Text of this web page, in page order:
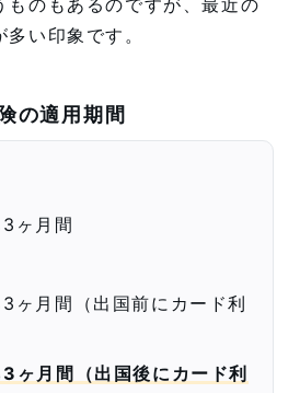
い印象です。
の適用期間
ヶ月間
ヶ月間（出国前にカード利
ヶ月間（出国後にカード利